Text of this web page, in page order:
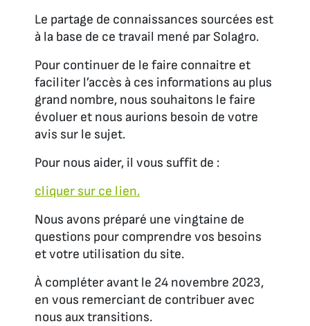
Le partage de connaissances sourcées est
à la base de ce travail mené par Solagro.
Pour continuer de le faire connaitre et
faciliter l’accès à ces informations au plus
grand nombre, nous souhaitons le faire
évoluer et nous aurions besoin de votre
avis sur le sujet.
Pour nous aider, il vous suffit de :
cliquer sur ce lien.
Nous avons préparé une vingtaine de
questions pour comprendre vos besoins
et votre utilisation du site.
À compléter avant le 24 novembre 2023,
en vous remerciant de contribuer avec
nous aux transitions.